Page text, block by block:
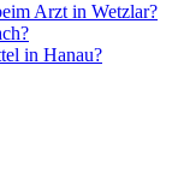
Arzt in Wetzlar?
in Hanau?